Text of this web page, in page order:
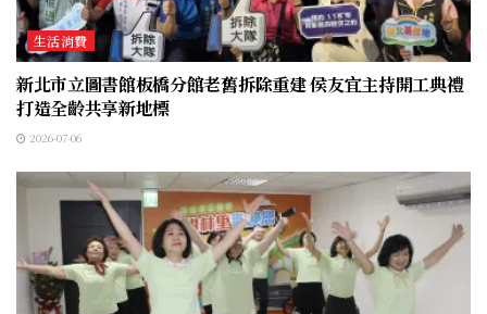
生活消費
新北市立圖書館板橋分館老舊拆除重建 侯友宜主持開工典禮
打造全齡共享新地標
2026-07-06